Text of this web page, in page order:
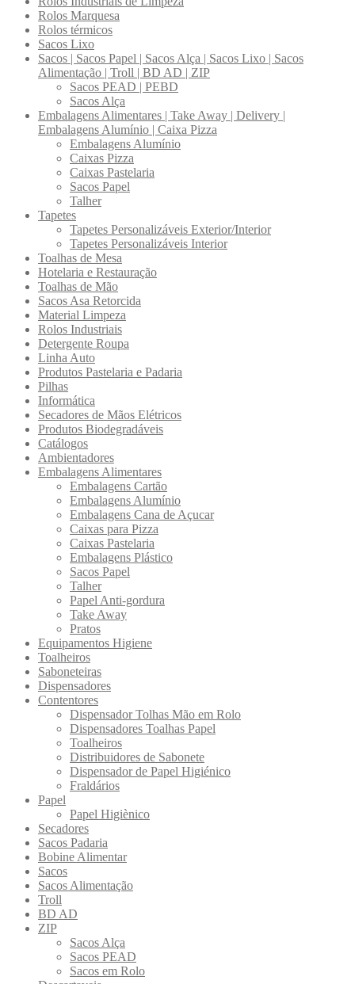
Rolos Marquesa
Rolos térmicos
Sacos Lixo
Sacos | Sacos Papel | Sacos Alça | Sacos Lixo | Sacos
Alimentação | Troll | BD AD | ZIP
Sacos PEAD | PEBD
Sacos Alça
Embalagens Alimentares | Take Away | Delivery |
Embalagens Alumínio | Caixa Pizza
Embalagens Alumínio
Caixas Pizza
Caixas Pastelaria
Sacos Papel
Talher
Tapetes
Tapetes Personalizáveis Exterior/Interior
Tapetes Personalizáveis Interior
Toalhas de Mesa
Hotelaria e Restauração
Toalhas de Mão
Sacos Asa Retorcida
Material Limpeza
Rolos Industriais
Detergente Roupa
Linha Auto
Produtos Pastelaria e Padaria
Pilhas
Informática
Secadores de Mãos Elétricos
Produtos Biodegradáveis
Catálogos
Ambientadores
Embalagens Alimentares
Embalagens Cartão
Embalagens Alumínio
Embalagens Cana de Açucar
Caixas para Pizza
Caixas Pastelaria
Embalagens Plástico
Sacos Papel
Talher
Papel Anti-gordura
Take Away
Pratos
Equipamentos Higiene
Toalheiros
Saboneteiras
Dispensadores
Contentores
Dispensador Tolhas Mão em Rolo
Dispensadores Toalhas Papel
Toalheiros
Distribuidores de Sabonete
Dispensador de Papel Higiénico
Fraldários
Papel
Papel Higiènico
Secadores
Sacos Padaria
Bobine Alimentar
Sacos
Sacos Alimentação
Troll
BD AD
ZIP
Sacos Alça
Sacos PEAD
Sacos em Rolo